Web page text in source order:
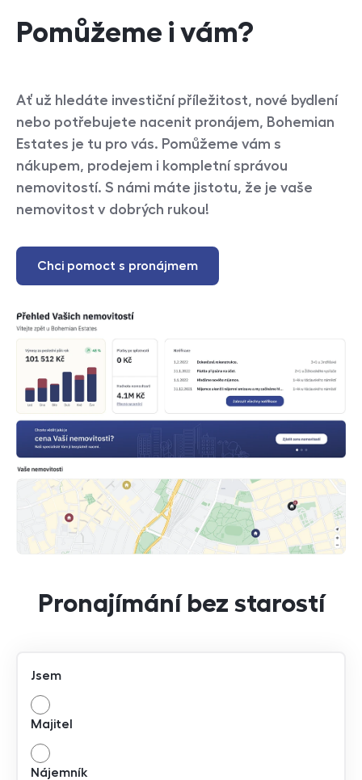
Pomůžeme i vám?
Ať už hledáte investiční příležitost, nové bydlení
nebo potřebujete nacenit pronájem, Bohemian
Estates je tu pro vás. Pomůžeme vám s
nákupem, prodejem i kompletní správou
nemovitostí. S námi máte jistotu, že je vaše
nemovitost v dobrých rukou!
Chci pomoct s pronájmem
Pronajímání bez starostí
Jsem
Majitel
Nájemník